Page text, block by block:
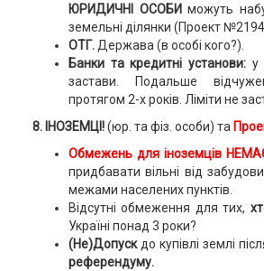
ЮРИДИЧНІ ОСОБИможуть
земельні ділянки (Проект
ОТГ.Держава (в особі кого?).
Банки та кредитні установи:у
застави. Подальше
протягом 2-х років. Ліміти не
8. ІНОЗЕМЦІ!(юр. та фіз. особи) та
Обмежень для іноземців
придбавати вільні від
межами населених пунктів.
Відсутні обмеження для тих,
Україні понад 3 роки?
(Не)Допускдо купівлі землі
референдуму.